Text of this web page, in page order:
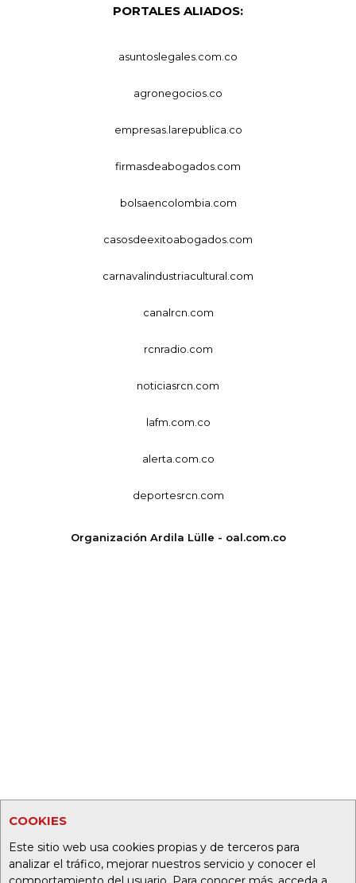
COOKIES
Este sitio web usa cookies propias y de terceros para
analizar el tráfico, mejorar nuestros servicio y conocer el
PORTALES ALIADOS:
asuntoslegales.com.co
agronegocios.co
empresas.larepublica.co
firmasdeabogados.com
bolsaencolombia.com
casosdeexitoabogados.com
carnavalindustriacultural.com
canalrcn.com
rcnradio.com
noticiasrcn.com
lafm.com.co
alerta.com.co
deportesrcn.com
Organización Ardila Lülle - oal.com.co